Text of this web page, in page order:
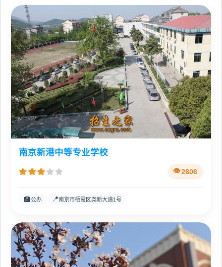
南京新港中等专业学校
2606
🏫公办 📍南京市栖霞区尧新大道1号